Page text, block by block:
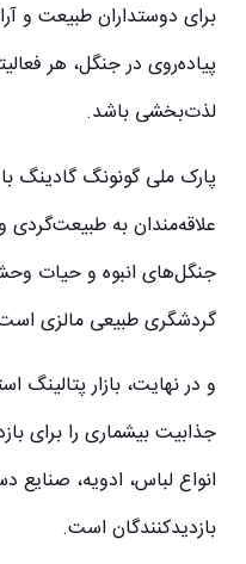
برای دوستداران طبیعت و
پیاده‌روی در جنگل، هر
لذت‌بخشی باشد.
پارک ملی گونونگ گادینگ
علاقه‌مندان به
جنگل‌های انبوه و حیات
گردشگری طبیعی مالزی
و در نهایت، بازار
جذابیت بیشماری را برای
انواع لباس، ادویه، صنایع
بازدیدکنندگان است.